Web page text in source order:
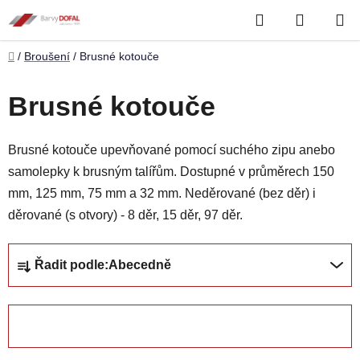
na
obsah
Hledat
KOŠÍK
Domů
/ Broušení / Brusné kotouče
Brusné kotouče
Brusné kotouče upevňované pomocí suchého zipu anebo
samolepky k brusným talířům. Dostupné v průměrech 150
mm, 125 mm, 75 mm a 32 mm. Neděrované (bez děr) i
děrované (s otvory) - 8 děr, 15 děr, 97 děr.
Řadit podle:Abecedně